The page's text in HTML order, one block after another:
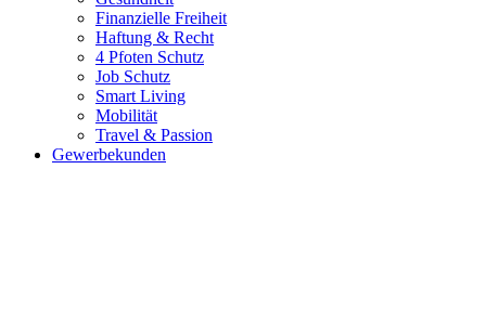
Finanzielle Freiheit
Haftung & Recht
4 Pfoten Schutz
Job Schutz
Smart Living
Mobilität
Travel & Passion
Gewerbekunden